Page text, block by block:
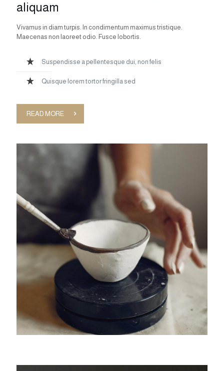
aliquam
Vivamus in diam turpis. In condimentum maximus tristique.
Maecenas non laoreet odio. Fusce lobortis.
Suspendisse a pellentesque dui, non felis
Quisque lorem tortor fringilla sed
READ MORE